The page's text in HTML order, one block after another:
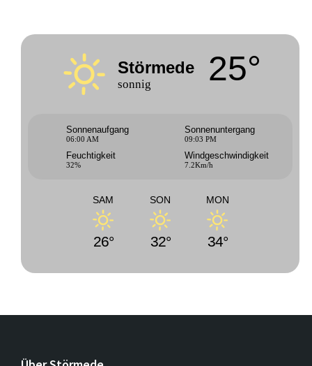
Störmede
sonnig 25°
Sonnenaufgang
06:00 AM
Sonnenuntergang
09:03 PM
Feuchtigkeit
32%
Windgeschwindigkeit
7.2Km/h
SAM
26°
SON
32°
MON
34°